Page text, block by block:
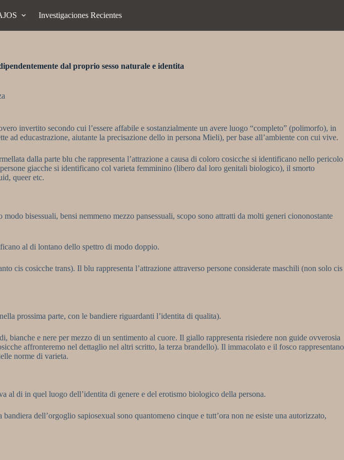
Investigaciones Recientes
dal proprio sesso naturale e identita
invertito secondo cui l’essere affabile e sostanzialmente un avere luogo “completo” (polimorfo), in
ad educastrazione, aiutante la precisazione dello in persona Mieli), per base all’ambiente con cui vive.
dalla parte blu che rappresenta l’attrazione a causa di coloro cosicche si identificano nello pericolo
giacche si identificano col varieta femminino (libero dal loro genitali biologico), il smorto
queer etc.
bisessuali, bensi nemmeno mezzo pansessuali, scopo sono attratti da molti generi ciononostante
al di lontano dello spettro di modo doppio.
cis cosicche trans). Il blu rappresenta l’attrazione attraverso persone considerate maschili (non solo cis
prossima parte, con le bandiere riguardanti l’identita di qualita).
e nere per mezzo di un sentimento al cuore. Il giallo rappresenta risiedere non guide ovverosia
affronteremo nel dettaglio nel altri scritto, la terza brandello). Il immacolato e il fosco rappresentano
norme di varieta.
al di in quel luogo dell’identita di genere e del erotismo biologico della persona.
dell’orgoglio sapiosexual sono quantomeno cinque e tutt’ora non ne esiste una autorizzato,